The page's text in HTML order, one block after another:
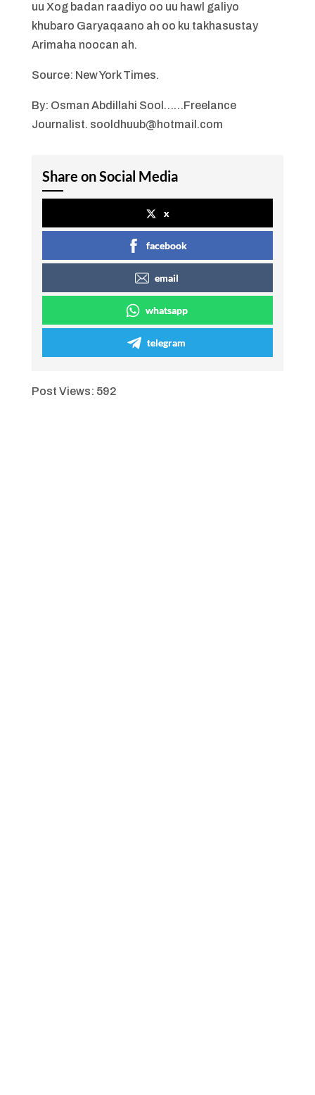
uu Xog badan raadiyo oo uu hawl galiyo
khubaro Garyaqaano ah oo ku takhasustay
Arimaha noocan ah.
Source: New York Times.
By: Osman Abdillahi Sool……Freelance
Journalist. sooldhuub@hotmail.com
Share on Social Media
x
facebook
email
whatsapp
telegram
Post Views: 592